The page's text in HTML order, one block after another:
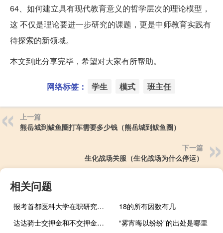
64、如何建立具有现代教育意义的哲学层次的理论模型，
这 不仅是理论要进一步研究的课题，更是中师教育实践有
待探索的新领域。
本文到此分享完毕，希望对大家有所帮助。
网络标签： 学生 模式 班主任
上一篇
熊岳城到鲅鱼圈打车需要多少钱（熊岳城到鲅鱼圈）
下一篇
生化战场关服（生化战场为什么停运）
相关问题
报考首都医科大学在职研究生参加全国考试吗
18的所有因数有几
达达骑士交押金和不交押金的区别
“雾宵晦以纷纷”的出处是哪里